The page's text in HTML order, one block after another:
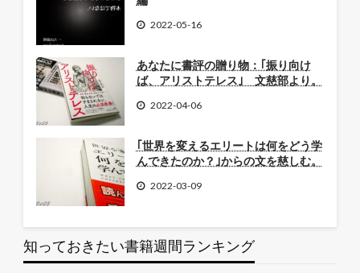
2022-05-16
あなたに書評の贈り物：｢振り向け
ば、アリストテレス｣ 文慈部より。
2022-04-06
｢世界を変えるエリートは何をどう学
んできたのか？｣からの文を慈しむ。
2022-03-09
知っておきたい書籍週間ランキング